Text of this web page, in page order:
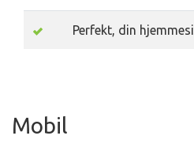
Perfekt, din
Mobil